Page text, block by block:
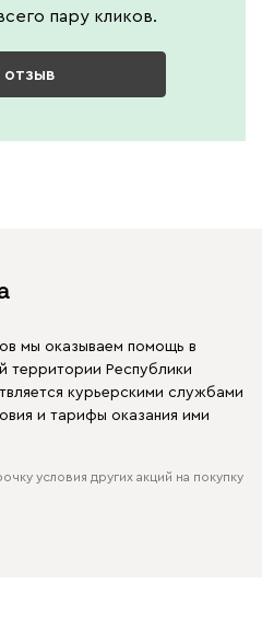
пару кликов.
отзыв
мы оказываем помощь в
территории Республики
курьерскими службами
и тарифы оказания ими
условия других акций на покупку